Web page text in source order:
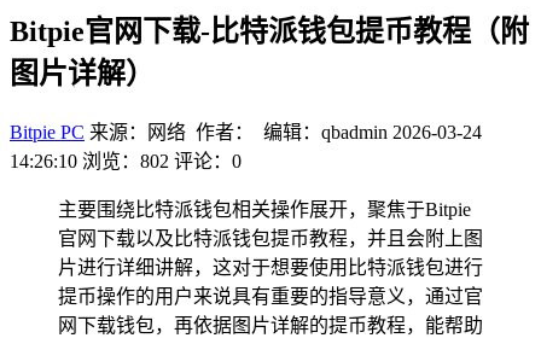
Bitpie官网下载-比特派钱包提币教程（附
图片详解）
Bitpie PC 来源：网络 作者： 编辑：qbadmin 2026-03-24
14:26:10 浏览：802 评论：0
主要围绕比特派钱包相关操作展开，聚焦于Bitpie
官网下载以及比特派钱包提币教程，并且会附上图
片进行详细讲解，这对于想要使用比特派钱包进行
提币操作的用户来说具有重要的指导意义，通过官
网下载钱包，再依据图片详解的提币教程，能帮助